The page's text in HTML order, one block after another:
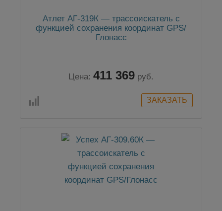
Атлет АГ-319К — трассоискатель с
функцией сохранения координат GPS/
Глонасс
Цена: 411 369 руб.